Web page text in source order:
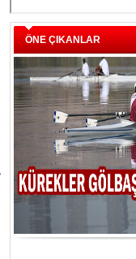
ÖNE ÇIKANLAR